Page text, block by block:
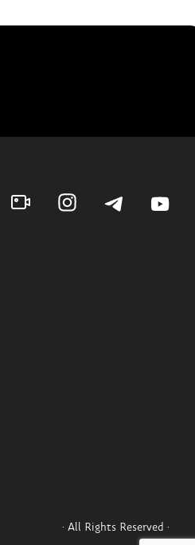
· All Rights Reserved ·